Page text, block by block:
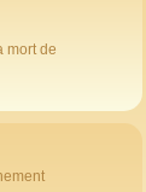
mort de